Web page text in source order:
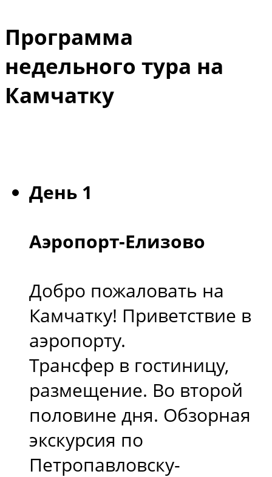
Программа
недельного тура на
Камчатку
День 1
Аэропорт-Елизово
Добро пожаловать на
Камчатку! Приветствие в
аэропорту.
Трансфер в гостиницу,
размещение. Во второй
половине дня. Обзорная
экскурсия по
Петропавловску-